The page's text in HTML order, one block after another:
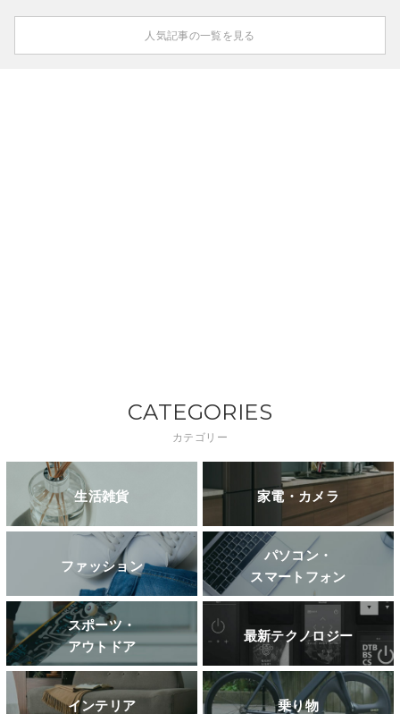
人気記事の一覧を見る
CATEGORIES
カテゴリー
生活雑貨 家電・カメラ
ファッション
パソコン・
スマートフォン
スポーツ・
アウトドア
最新テクノロジー
インテリア 乗り物